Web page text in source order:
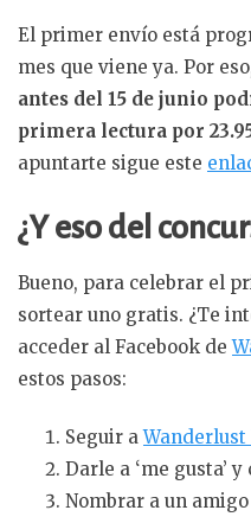
El primer envío está
mes que viene ya. Por
antes del 15 de junio
primera lectura por
apuntarte sigue este
¿Y eso del
Bueno, para celebrar el
sortear uno gratis. ¿Te
acceder al Facebook de
estos pasos:
Seguir aWanderlust
Darle a ‘me gusta’
Nombrar a un